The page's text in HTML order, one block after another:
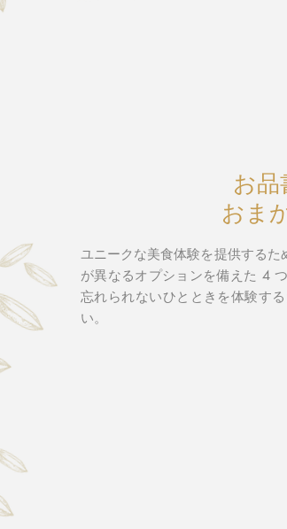
お品
おま
ユニークな美食体験を提供する
が異なるオプションを備えた 4
忘れられないひとときを体験す
い。